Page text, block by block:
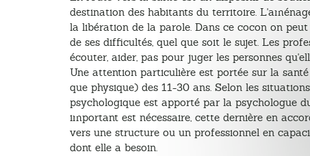
destination des habitants du territoire.
la libération de la parole. Dans ce cocon on
de ses difficultés, quel que soit le sujet. Les
écouter, aider, pas pour juger les personnes
Une attention particulière est portée sur la
que physique) des 11-30 ans. Selon les
psychologique est apporté par la psychologue
important est nécessaire, cette dernière en
vers une structure ou un professionnel en
dont elle a besoin.